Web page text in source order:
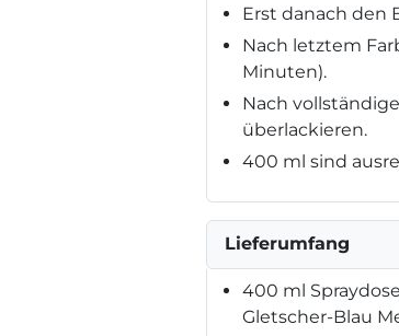
Erst danach den
Nach letztem
Minuten).
Nach
überlackieren.
400 ml sind
Lieferumfang
400 ml
Gletscher-Blau